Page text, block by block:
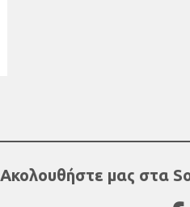
Ακολουθήστε μας στα